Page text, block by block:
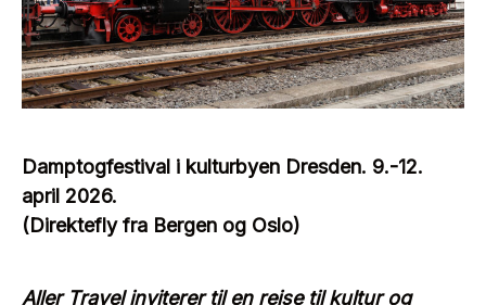
Damptogfestival i kulturbyen Dresden. 9.-12.
april 2026.
(Direktefly fra Bergen og Oslo)
Aller Travel inviterer til en reise til kultur og